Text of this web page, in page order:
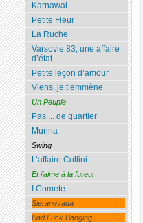
Karnawal
Petite Fleur
La Ruche
Varsovie 83, une affaire
d’état
Petite leçon d’amour
Viens, je t’emmène
Un Peuple
Pas ... de quartier
Murina
Swing
L’affaire Collini
Et j’aime à la fureur
I Comete
Sieranevada
Bad Luck Banging